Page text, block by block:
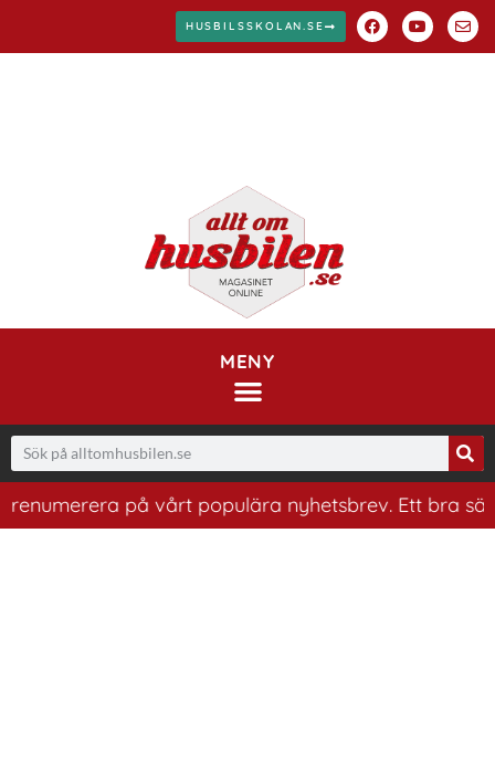
HUSBILSSKOLAN.SE
MENY
på vårt populära nyhetsbrev. Ett bra sätt att